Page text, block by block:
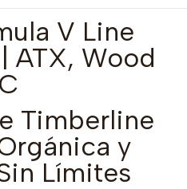
V Line
ATX, Wood
Timberline
y
Límites